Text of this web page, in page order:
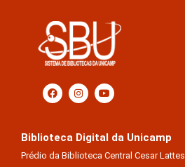
Biblioteca Digital da Unicamp
Prédio da Biblioteca Central Cesar Lattes